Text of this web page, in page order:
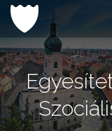
Ugrás
tartalomhoz